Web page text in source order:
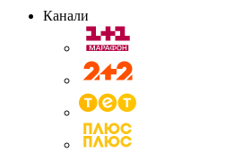
Канали